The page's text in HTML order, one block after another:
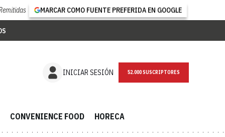
MARCAR COMO FUENTE PREFERIDA EN GOOGLE
INICIAR SESIÓN NEWSLETTER
CONVENIENCE FOOD HORECA